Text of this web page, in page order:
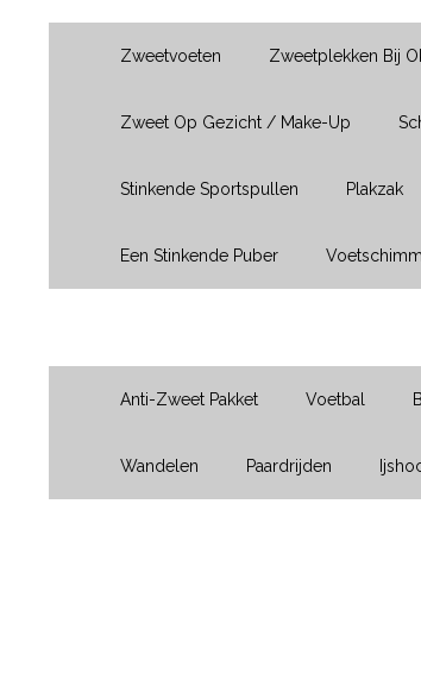
Zweetvoeten Zweetplekken Bij
Zweet Op Gezicht / Make-Up
Stinkende Sportspullen Plakzak
Een Stinkende Puber
Anti-Zweet Pakket Voetbal
Wandelen Paardrijden